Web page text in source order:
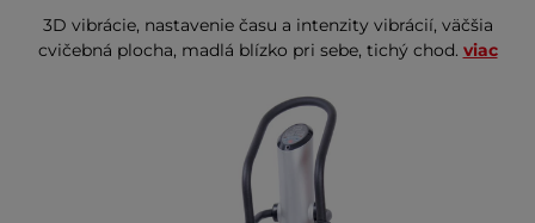
3D vibrácie, nastavenie času a intenzity vibrácií, väčšia
cvičebná plocha, madlá blízko pri sebe, tichý chod. viac